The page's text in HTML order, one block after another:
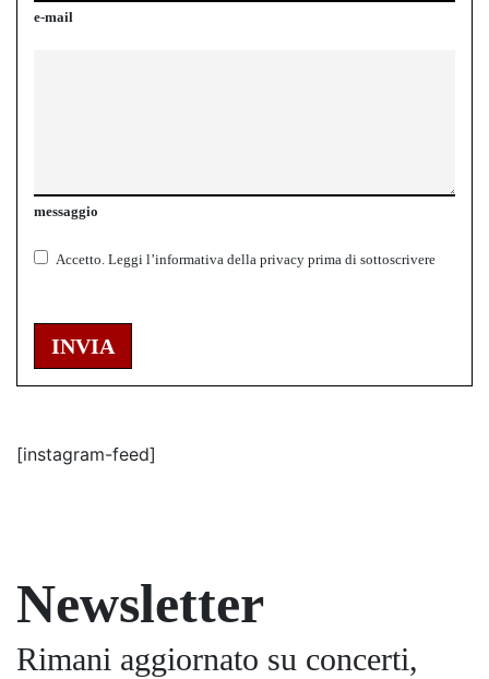
e-mail
messaggio
Accetto. Leggi l’informativa della privacy prima di sottoscrivere
INVIA
[instagram-feed]
Newsletter
Rimani aggiornato su concerti,